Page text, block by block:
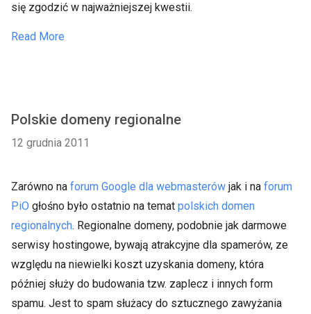
się zgodzić w najważniejszej kwestii.
Read More
Polskie domeny regionalne
12 grudnia 2011
Zarówno na forum Google dla webmasterów jak i na forum
PiO głośno było ostatnio na temat polskich domen
regionalnych. Regionalne domeny, podobnie jak darmowe
serwisy hostingowe, bywają atrakcyjne dla spamerów, ze
względu na niewielki koszt uzyskania domeny, która
później służy do budowania tzw. zaplecz i innych form
spamu. Jest to spam służacy do sztucznego zawyżania